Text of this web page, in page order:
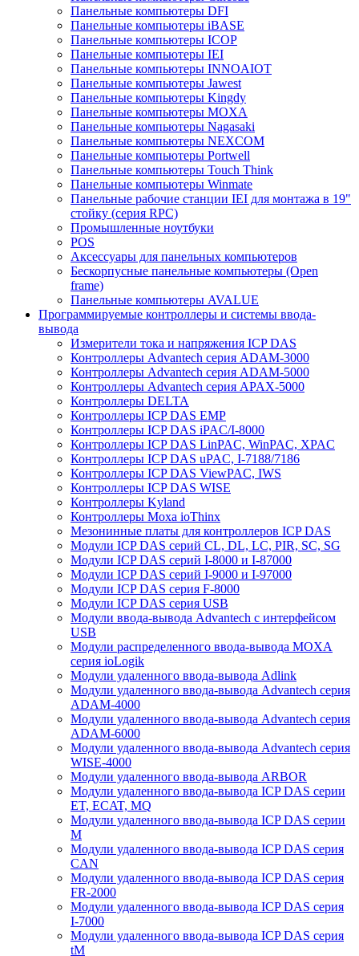
Панельные компьютеры DFI
Панельные компьютеры iBASE
Панельные компьютеры ICOP
Панельные компьютеры IEI
Панельные компьютеры INNOAIOT
Панельные компьютеры Jawest
Панельные компьютеры Kingdy
Панельные компьютеры MOXA
Панельные компьютеры Nagasaki
Панельные компьютеры NEXCOM
Панельные компьютеры Portwell
Панельные компьютеры Touch Think
Панельные компьютеры Winmate
Панельные рабочие станции IEI для монтажа в 19"
стойку (серия RPC)
Промышленные ноутбуки
POS
Аксессуары для панельных компьютеров
Бескорпусные панельные компьютеры (Open
frame)
Панельные компьютеры AVALUE
Программируемые контроллеры и системы ввода-
вывода
Измерители тока и напряжения ICP DAS
Контроллеры Advantech серия ADAM-3000
Контроллеры Advantech серия ADAM-5000
Контроллеры Advantech серия APAX-5000
Контроллеры DELTA
Контроллеры ICP DAS EMP
Контроллеры ICP DAS iPAC/I-8000
Контроллеры ICP DAS LinPAC, WinPAC, XPAC
Контроллеры ICP DAS uPAC, I-7188/7186
Контроллеры ICP DAS ViewPAC, IWS
Контроллеры ICP DAS WISE
Контроллеры Kyland
Контроллеры Moxa ioThinx
Мезонинные платы для контроллеров ICP DAS
Модули ICP DAS серий CL, DL, LC, PIR, SC, SG
Модули ICP DAS серий I-8000 и I-87000
Модули ICP DAS серий I-9000 и I-97000
Модули ICP DAS серия F-8000
Модули ICP DAS серия USB
Модули ввода-вывода Advantech с интерфейсом
USB
Модули распределенного ввода-вывода MOXA
серия ioLogik
Модули удаленного ввода-вывода Adlink
Модули удаленного ввода-вывода Advantech серия
ADAM-4000
Модули удаленного ввода-вывода Advantech серия
ADAM-6000
Модули удаленного ввода-вывода Advantech серия
WISE-4000
Модули удаленного ввода-вывода ARBOR
Модули удаленного ввода-вывода ICP DAS серии
ET, ECAT, MQ
Модули удаленного ввода-вывода ICP DAS серии
M
Модули удаленного ввода-вывода ICP DAS серия
CAN
Модули удаленного ввода-вывода ICP DAS серия
FR-2000
Модули удаленного ввода-вывода ICP DAS серия
I-7000
Модули удаленного ввода-вывода ICP DAS серия
tM